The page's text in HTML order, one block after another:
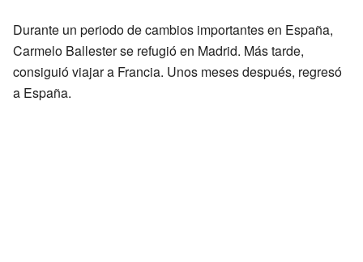
Durante un periodo de cambios importantes en España,
Carmelo Ballester se refugió en Madrid. Más tarde,
consiguió viajar a Francia. Unos meses después, regresó
a España.